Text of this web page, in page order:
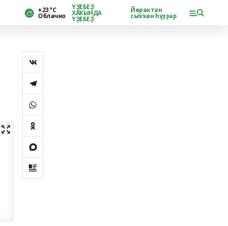
+23 °С
Облачно
ҮҘЕБЕҘ
ХАҠЫНДА
ҮҘЕБЕҘ
Йөрәктән
сыҡҡан һүҙҙәр